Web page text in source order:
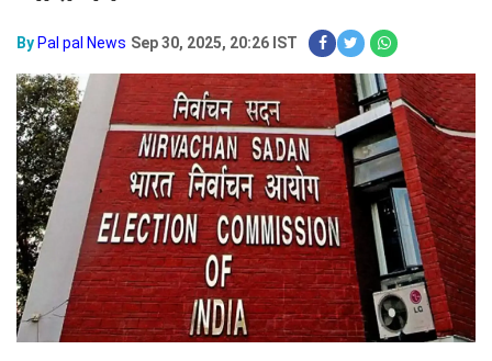
By Pal pal News Sep 30, 2025, 20:26 IST